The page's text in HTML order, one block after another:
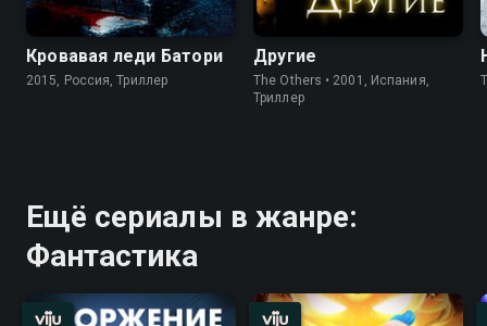
Кровавая леди Батори
2015, Россия, Триллер
Другие
The Others • 2001, Испания,
Триллер
Ещё сериалы в жанре:
Фантастика